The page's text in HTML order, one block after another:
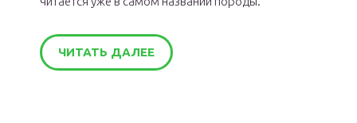
ЧИТАТЬ ДАЛЕЕ